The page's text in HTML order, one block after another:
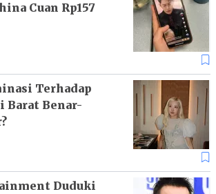
Cuan Rp157
Terhadap
Barat Benar-
Duduki